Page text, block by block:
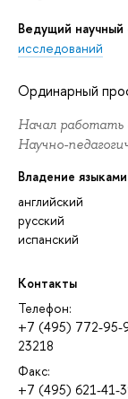
Ведущий
исследований
Ординарный
Начал
Научно-
Владение языками
английский
русский
испанский
Контакты
Телефон:
+7 (495) 772-95-
23218
Факс:
+7 (495) 621-41-